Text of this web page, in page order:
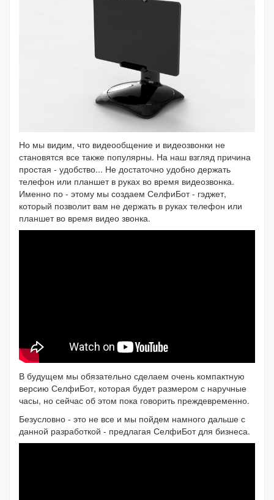
Но мы видим, что видеообщение и видеозвонки не
становятся все также популярны. На наш взгляд причина
простая - удобство... Не достаточно удобно держать
телефон или планшет в руках во время видеозвонка.
Именно по - этому мы создаем СелфиБот - гэджет,
который позволит вам не держать в руках телефон или
планшет во время видео звонка.
В будущем мы обязательно сделаем очень компактную
версию СелфиБот, которая будет размером с наручные
часы, но сейчас об этом пока говорить преждевременно.
Безусловно - это не все и мы пойдем намного дальше с
данной разработкой - предлагая СелфиБот для бизнеса.